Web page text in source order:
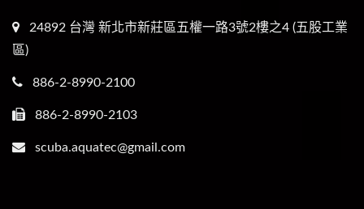
24892 台灣 新北市新莊區五權一路3號2樓之4 (五股工業
區)
886-2-8990-2100
886-2-8990-2103
scuba.aquatec@gmail.com